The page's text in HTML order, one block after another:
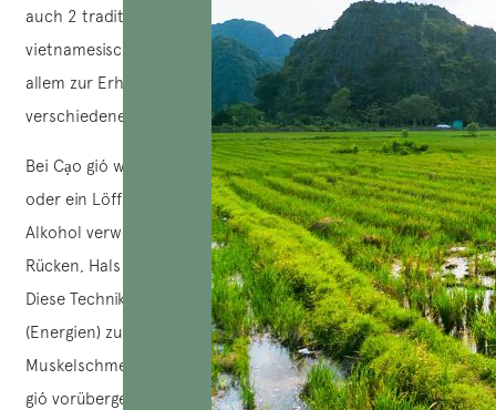
auch 2 traditionelle Massagemethoden, die in der
vietnamesischen Volksmedizin weit verbreitet sind und vor
allem zur Erhaltung der Gesundheit und zur Behandlung
verschiedener Symptome eingesetzt werden.
Bei Cạo gió wird ein harter Gegenstand, wie eine Münze
oder ein Löffel, in Kombination mit Öl oder medizinischem
Alkohol verwendet, um die Haut entlang von Bereichen wie
Rücken, Hals oder anderen Körperteilen abzuschaben.
Diese Technik soll dabei helfen, schlechte „Winde“
(Energien) zu beseitigen, Erkältungssymptome,
Muskelschmerzen und Müdigkeit zu lindern. Obwohl cạo
gió vorübergehend rote oder blaue Markierungen auf der